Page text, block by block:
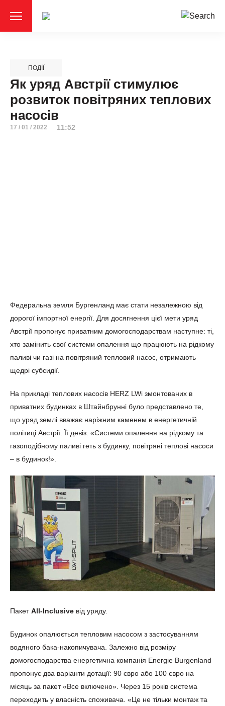
ПОДІЇ
Як уряд Австрії стимулює
розвиток повітряних теплових
насосів
17 / 01 / 2022 11:52
Федеральна земля Бургенланд має стати незалежною від
дорогої імпортної енергії. Для досягнення цієї мети уряд
Австрії пропонує приватним домогосподарствам наступне: ті,
хто замінить свої системи опалення що працюють на рідкому
паливі чи газі на повітряний тепловий насос, отримають
щедрі субсидії.
На прикладі теплових насосів HERZ LWi змонтованих в
приватних будинках в Штайнбрунні було представлено те,
що уряд землі вважає наріжним каменем в енергетичній
політиці Австрії. Її девіз: «Системи опалення на рідкому та
газоподібному паливі геть з будинку, повітряні теплові насоси
– в будинок!».
ПакетAll-Inclusive від уряду.
Будинок опалюється тепловим насосом з застосуванням
водяного бака-накопичувача. Залежно від розміру
домогосподарства енергетична компанія Energie Burgenland
пропонує два варіанти дотації: 90 євро або 100 євро на
місяць за пакет «Все включено». Через 15 років система
переходить у власність споживача. «Це не тільки монтаж та